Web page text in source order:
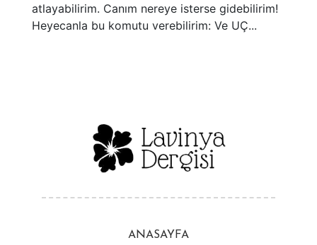
atlayabilirim. Canım nereye isterse gidebilirim!
Heyecanla bu komutu verebilirim: Ve UÇ...
ANASAYFA